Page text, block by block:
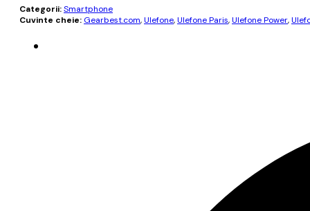
Categorii:Smartphone
Cuvinte cheie: Gearbest.com,Ulefone,Ulefone Paris,Ulefone Power,